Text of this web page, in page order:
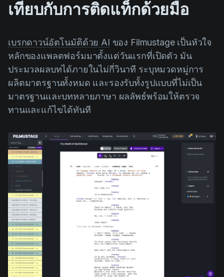
เทียบกับการติดแท็กด้วยมือ
เบรกดาวน์อัตโนมัติด้วย AI ของ Filmustage เป็นหัวใจ
หลักของแพลตฟอร์มมาตั้งแต่วันแรกที่เปิดตัว มัน
ประมวลผลบทได้ภายในไม่กี่วินาที ระบุหมวดหมู่การ
ผลิตมาตรฐานทั้งหมด และรองรับทั้งรูปแบบที่ไม่เป็น
มาตรฐานและบทหลายภาษา ผลลัพธ์พร้อมให้ตรวจ
ทานและแก้ไขได้ทันที